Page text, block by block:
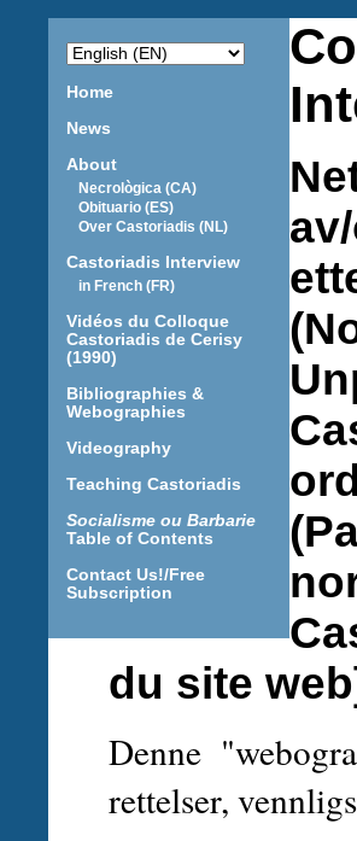
Home
News
About
Necrològica (CA)
Obituario (ES)
Over Castoriadis (NL)
Castoriadis Interview
in French (FR)
Vidéos du Colloque
Castoriadis de Cerisy
(1990)
Bibliographies &
Webographies
Videography
Teaching Castoriadis
Socialisme ou Barbarie
Table of Contents
Contact Us!/Free
Subscription
du site
Denne
rettelser,